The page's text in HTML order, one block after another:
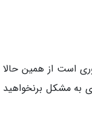
است از همین حالا
به مشکل برنخواهید